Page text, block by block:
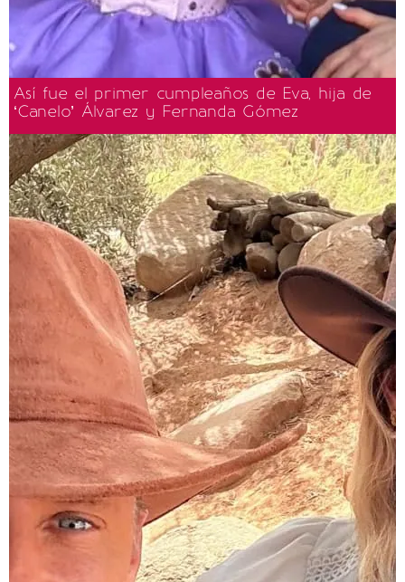
Así fue el primer cumpleaños de Eva, hija de
‘Canelo’ Álvarez y Fernanda Gómez